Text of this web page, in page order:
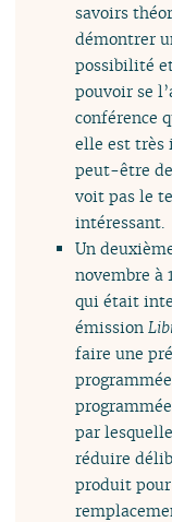
savoirs
démontrer
possibilité
pouvoir se
conférence
elle est très
peut-être
voit pas le
intéressant.
Un
novembre à
qui était
émission
faire une
par
réduire
produit